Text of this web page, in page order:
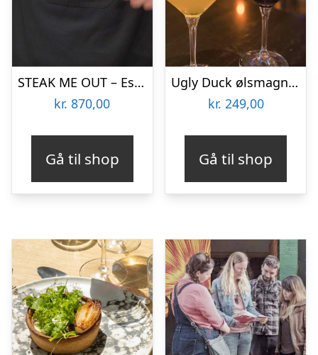
STEAK ME OUT – Essential cooking and knife skills hos CPH Cooking Class
kr. 870,00
Gå til shop
Ugly Duck ølsmagning hos Tribeca
kr. 249,00
Gå til shop